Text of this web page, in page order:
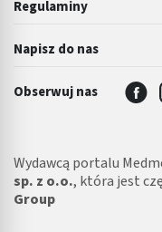
Regulaminy
Napisz do nas
Obserwuj nas
Wydawcą portalu
sp. z o.o., która jest
Group